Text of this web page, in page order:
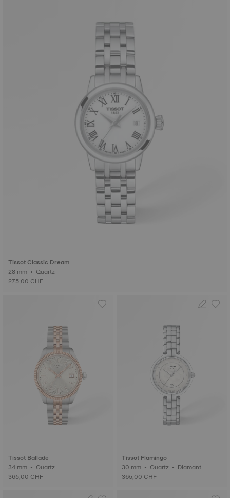
Tissot Classic Dream
28 mm • Quartz
275,00 CHF
Tissot Ballade
34 mm • Quartz
365,00 CHF
Tissot Flamingo
30 mm • Quartz • Diamant
365,00 CHF